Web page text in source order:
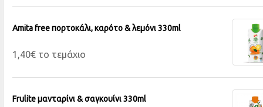
Amita free πορτοκάλι, καρότο & λεμόνι 330ml
1,40€ το τεμάχιο
Frulite μανταρίνι & σαγκουίνι 330ml